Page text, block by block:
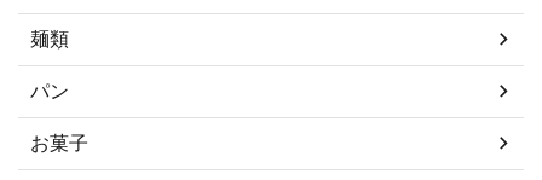
麺類
パン
お菓子